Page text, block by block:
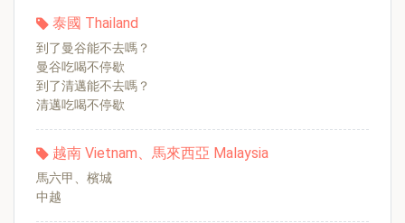
泰國 Thailand
到了曼谷能不去嗎？
曼谷吃喝不停歇
到了清邁能不去嗎？
清邁吃喝不停歇
越南 Vietnam、馬來西亞 Malaysia
馬六甲、檳城
中越